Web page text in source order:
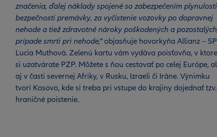
značenia, ďalej náklady spojené so zabezpečením
bezpečnosti premávky, za vyčistenie vozovky po dopravnej
nehode a tiež zdravotné nároky poškodených a
prípade smrti pri nehode,“objasňuje hovorkyňa Allianz – SP
Lucia Muthová. Zelenú kartu vám vydáva poisťovňa, v
si uzatvárate PZP. Môžete s ňou cestovať po celej Európe,
aj v časti severnej Afriky, v Rusku, Izraeli či Iráne. Výnimku
tvorí Kosovo, kde si treba pri vstupe do krajiny dojednať tzv.
hraničné poistenie.